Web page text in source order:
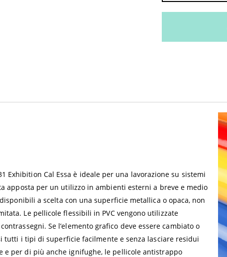
Exhibition Cal Essa è ideale per una lavorazione su sistemi
apposta per un utilizzo in ambienti esterni a breve e medio
a scelta con una superficie metallica o opaca, non
Le pellicole flessibili in PVC vengono utilizzate
Se l’elemento grafico deve essere cambiato o
tutti i tipi di superficie facilmente e senza lasciare residui
e per di più anche ignifughe, le pellicole antistrappo